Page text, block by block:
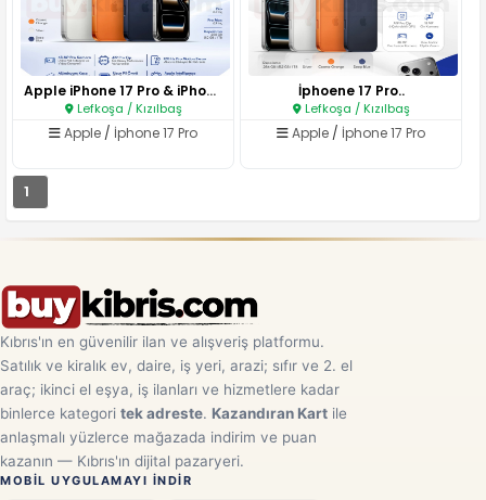
Apple iPhone 17 Pro & iPhone 1..
Lefkoşa / Kızılbaş
Apple / İphone 17 Pro
İphoene 17 Pro..
Lefkoşa / Kızılbaş
Apple / İphone 17 Pro
1
Kıbrıs'ın en güvenilir ilan ve alışveriş platformu.
Satılık ve kiralık ev, daire, iş yeri, arazi; sıfır ve 2. el
araç; ikinci el eşya, iş ilanları ve hizmetlere kadar
binlerce kategori tek adreste. Kazandıran Kart ile
anlaşmalı yüzlerce mağazada indirim ve puan
kazanın — Kıbrıs'ın dijital pazaryeri.
MOBIL UYGULAMAYI INDIR